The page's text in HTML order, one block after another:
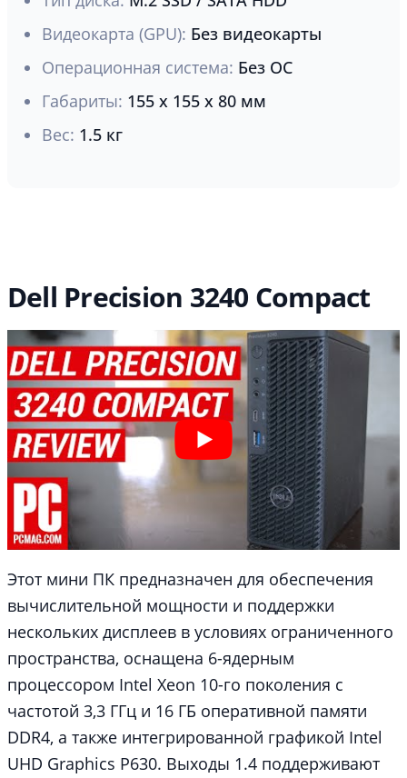
Видеокарта (GPU): Без видеокарты
Операционная система: Без ОС
Габариты: 155 x 155 x 80 мм
Вес: 1.5 кг
Dell Precision 3240 Compact
Этот мини ПК предназначен для обеспечения
вычислительной мощности и поддержки
нескольких дисплеев в условиях ограниченного
пространства, оснащена 6-ядерным
процессором Intel Xeon 10-го поколения с
частотой 3,3 ГГц и 16 ГБ оперативной памяти
DDR4, а также интегрированной графикой Intel
UHD Graphics P630. Выходы 1.4 поддерживают